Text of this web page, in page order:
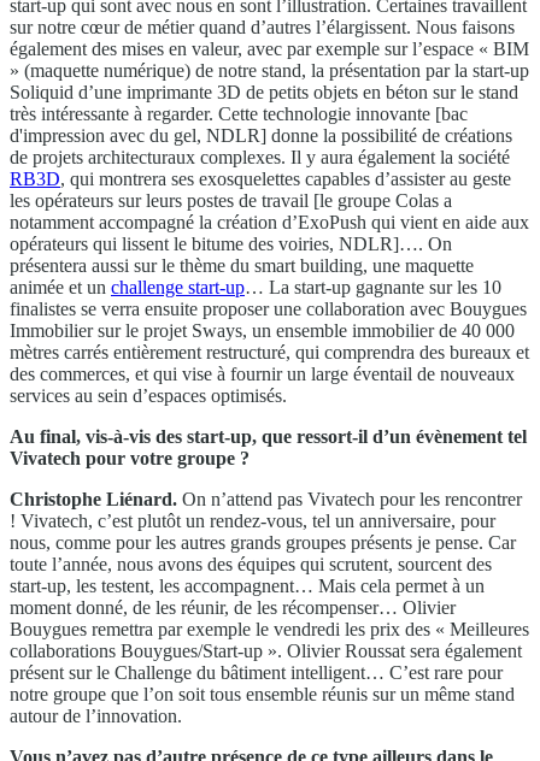
start-up qui sont avec nous en sont l’illustration. Certaines travaillent
sur notre cœur de métier quand d’autres l’élargissent. Nous faisons
également des mises en valeur, avec par exemple sur l’espace « BIM
» (maquette numérique) de notre stand, la présentation par la start-up
Soliquid d’une imprimante 3D de petits objets en béton sur le stand
très intéressante à regarder. Cette technologie innovante [bac
d'impression avec du gel, NDLR] donne la possibilité de créations
de projets architecturaux complexes. Il y aura également la société
RB3D, qui montrera ses exosquelettes capables d’assister au geste
les opérateurs sur leurs postes de travail [le groupe Colas a
notamment accompagné la création d’ExoPush qui vient en aide aux
opérateurs qui lissent le bitume des voiries, NDLR]…. On
présentera aussi sur le thème du smart building, une maquette
animée et un challenge start-up… La start-up gagnante sur les 10
finalistes se verra ensuite proposer une collaboration avec Bouygues
Immobilier sur le projet Sways, un ensemble immobilier de 40 000
mètres carrés entièrement restructuré, qui comprendra des bureaux et
des commerces, et qui vise à fournir un large éventail de nouveaux
services au sein d’espaces optimisés.
Au final, vis-à-vis des start-up, que ressort-il d’un évènement tel
Vivatech pour votre groupe ?
Christophe Liénard. On n’attend pas Vivatech pour les rencontrer
! Vivatech, c’est plutôt un rendez-vous, tel un anniversaire, pour
nous, comme pour les autres grands groupes présents je pense. Car
toute l’année, nous avons des équipes qui scrutent, sourcent des
start-up, les testent, les accompagnent… Mais cela permet à un
moment donné, de les réunir, de les récompenser… Olivier
Bouygues remettra par exemple le vendredi les prix des « Meilleures
collaborations Bouygues/Start-up ». Olivier Roussat sera également
présent sur le Challenge du bâtiment intelligent… C’est rare pour
notre groupe que l’on soit tous ensemble réunis sur un même stand
autour de l’innovation.
Vous n’avez pas d’autre présence de ce type ailleurs dans le